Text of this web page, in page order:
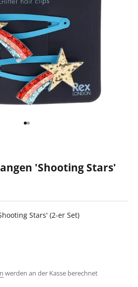
Gehe zu Element 1
Gehe zu Element 2
'Shooting Stars'
Stars' (2-er Set)
werden an der Kasse berechnet